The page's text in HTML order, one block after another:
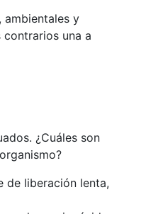
ambientales y
contrarios una a
¿Cuáles son
de liberación lenta,